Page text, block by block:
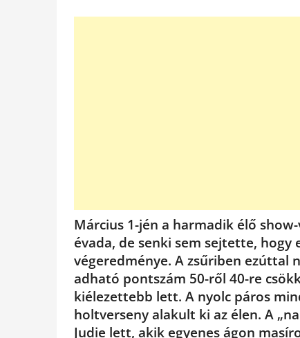
Március 1-jén a harmadik élő
évada, de senki sem sejtette,
végeredménye. A zsűriben ezúttal
adható pontszám 50-ről 40-re
kiélezettebb lett. A nyolc páros
holtverseny alakult ki az élen. A
Judie lett, akik egyenes ágon